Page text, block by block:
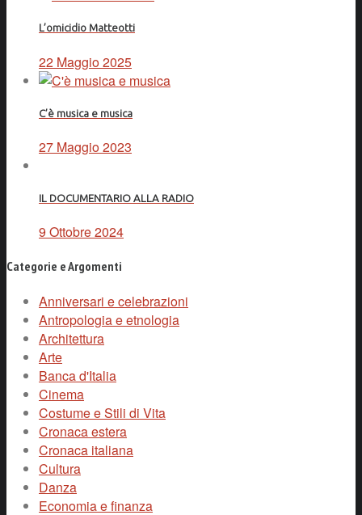
L’omicidio Matteotti
22 Maggio 2025
C’è musica e musica
27 Maggio 2023
IL DOCUMENTARIO ALLA RADIO
9 Ottobre 2024
Categorie e Argomenti
Anniversari e celebrazioni
Antropologia e etnologia
Architettura
Arte
Banca d'Italia
Cinema
Costume e Stili di Vita
Cronaca estera
Cronaca italiana
Cultura
Danza
Economia e finanza